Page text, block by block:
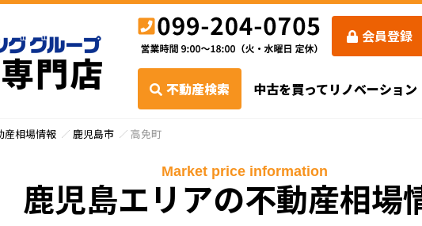
会員登録
不動産検索 中古を買ってリノベーション
産相場情報 鹿児島市 高免町
鹿児島エリアの不動産相場
Market price information